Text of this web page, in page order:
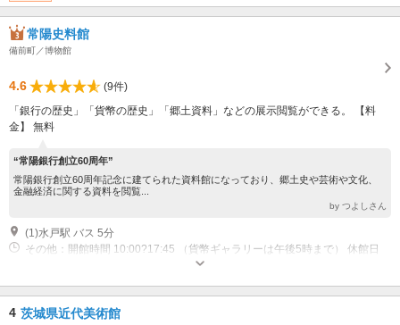
常陽史料館
備前町／博物館
4.6
(9件)
「銀行の歴史」「貨幣の歴史」「郷土資料」などの展示閲覧ができる。 【料
金】 無料
“常陽銀行創立60周年”
常陽銀行創立60周年記念に建てられた資料館になっており、郷土史や芸術や文化、
金融経済に関する資料を閲覧...
by つよしさん
(1)水戸駅 バス 5分
その他：開館時間 10:00?17:45 （貨幣ギャラリーは午後5時まで） 休館日
毎週月曜日、 年末年始（12/29?1/4）、 8月第2日曜日とその翌々日の火曜
4 茨城県近代美術館